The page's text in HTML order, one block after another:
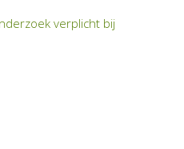
verplicht bij